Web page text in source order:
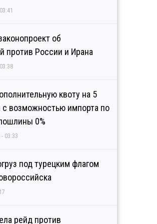
об
против России и Ирана
квоту на 5
возможностью импорта по
0%
03:33
под турецким флагом
рейд против